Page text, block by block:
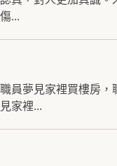
...
員夢見家裡買樓房，
家裡...